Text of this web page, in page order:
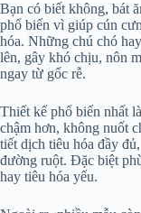
Bạn có biết không, bát
phổ biến vì giúp cún
hóa. Những chú chó
lên, gây khó chịu, nôn
ngay từ gốc rễ.
Thiết kế phổ biến nhất
chậm hơn, không nuốt
tiết dịch tiêu hóa đầy
đường ruột. Đặc biệt
hay tiêu hóa yếu.